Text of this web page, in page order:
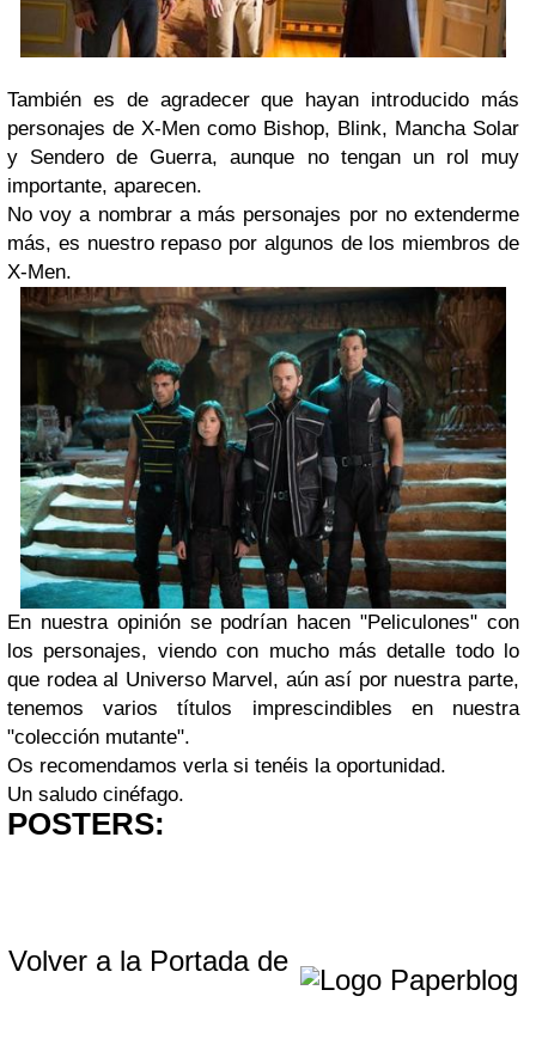
También es de agradecer que hayan introducido más
personajes de X-Men como Bishop, Blink, Mancha Solar
y Sendero de Guerra, aunque no tengan un rol muy
importante, aparecen.
No voy a nombrar a más personajes por no extenderme
más, es nuestro repaso por algunos de los miembros de
X-Men.
En nuestra opinión se podrían hacen "Peliculones" con
los personajes, viendo con mucho más detalle todo lo
que rodea al Universo Marvel, aún así por nuestra parte,
tenemos varios títulos imprescindibles en nuestra
"colección mutante".
Os recomendamos verla si tenéis la oportunidad.
Un saludo cinéfago.
POSTERS:
Volver a la Portada de